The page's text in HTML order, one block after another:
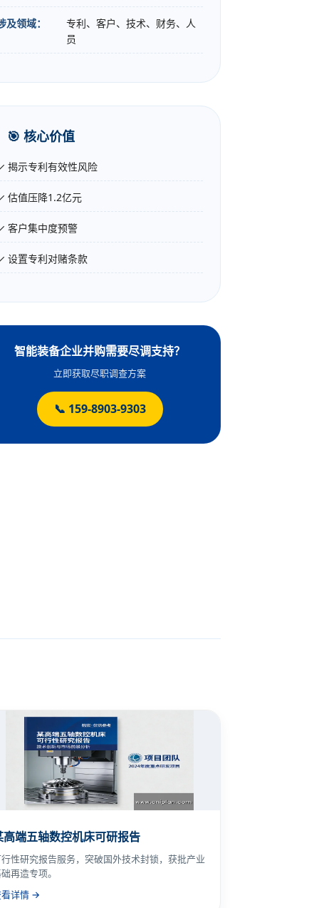
及领域：
专利、客户、技术、财务、人
员
🎯 核心价值
揭示专利有效性风险
估值压降1.2亿元
客户集中度预警
设置专利对赌条款
智能装备企业并购需要尽调支持？
立即获取尽职调查方案
📞 159-8903-9303
高端五轴数控机床可研报告
性研究报告服务，突破国外技术封锁，获批产业
再造专项。
详情 →